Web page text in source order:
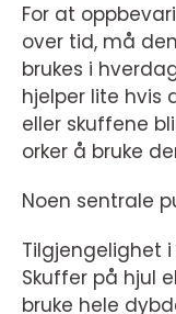
For at
over tid, må
brukes i
hjelper lite hvis
eller skuffene
orker å bruke
Noen sentrale
Tilgjengelighet
Skuffer på hjul
bruke hele